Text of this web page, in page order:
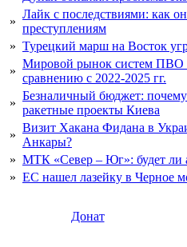
»
Лайк с последствиями: как
преступлениям
» Турецкий марш на Восток
»
Мировой рынок систем ПВО
сравнению с 2022-2025 гг.
»
Безналичный бюджет: почему
ракетные проекты Киева
»
Визит Хакана Фидана в
Анкары?
» МТК «Север – Юг»: будет ли
» ЕС нашел лазейку в Черное
Донат